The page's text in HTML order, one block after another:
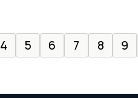
4 5 6 7 8 9